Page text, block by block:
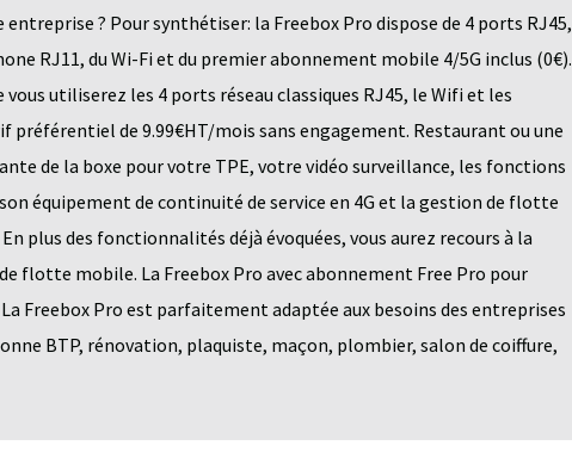
? Pour synthétiser: la Freebox Pro dispose de 4 ports RJ45,
RJ11, du Wi-Fi et du premier abonnement mobile 4/5G inclus (0€).
utiliserez les 4 ports réseau classiques RJ45, le Wifi et les
préférentiel de 9.99€HT/mois sans engagement. Restaurant ou une
de la boxe pour votre TPE, votre vidéo surveillance, les fonctions
équipement de continuité de service en 4G et la gestion de flotte
plus des fonctionnalités déjà évoquées, vous aurez recours à la
flotte mobile. La Freebox Pro avec abonnement Free Pro pour
Freebox Pro est parfaitement adaptée aux besoins des entreprises
BTP, rénovation, plaquiste, maçon, plombier, salon de coiffure,